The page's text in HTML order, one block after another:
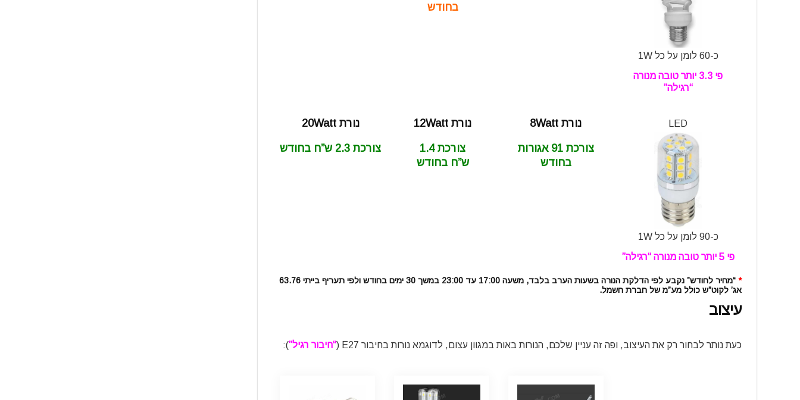
כ-60 לומן על כל 1W
פי 3.3 יותר טובה מנורה
“רגילה”
בחודש
LED
כ-90 לומן על כל 1W
פי 5 יותר טובה מנורה “רגילה”
נורת 8Watt
צורכת 91 אגורות
בחודש
נורת 12Watt
צורכת 1.4
ש”ח בחודש
נורת 20Watt
צורכת 2.3 ש”ח בחודש
*
“מחיר לחודש” נקבע לפי הדלקת הנורה בשעות הערב בלבד, משעה 17:00 עד 23:00 במשך 30 ימים בחודש ולפי תעריף בייתי 63.76
אג’ לקוט”ש כולל מע”מ של חברת חשמל.
עיצוב
כעת נותר לבחור רק את העיצוב, ופה זה עניין שלכם, הנורות באות במגוון עצום, לדוגמא נורות בחיבור E27 ( “חיבור רגיל”):